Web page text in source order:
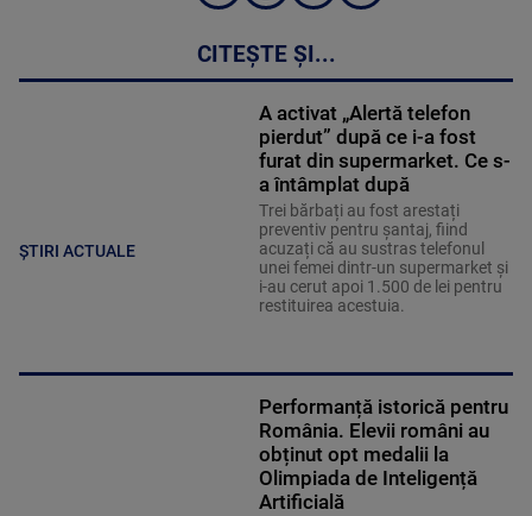
CITEȘTE ȘI...
ȘTIRI ACTUALE
A activat „Alertă telefon
pierdut” după ce i-a fost
furat din supermarket. Ce s-
a întâmplat după
Trei bărbați au fost arestați
preventiv pentru șantaj, fiind
acuzați că au sustras telefonul
unei femei dintr-un supermarket și
i-au cerut apoi 1.500 de lei pentru
restituirea acestuia.
Performanță istorică pentru
România. Elevii români au
obținut opt medalii la
Olimpiada de Inteligență
Artificială